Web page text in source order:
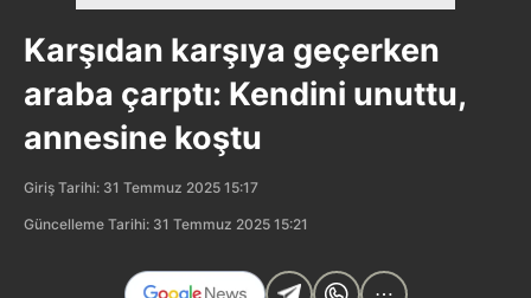
Karşıdan karşıya geçerken
araba çarptı: Kendini unuttu,
annesine koştu
Giriş Tarihi: 31 Temmuz 2025 15:17
Güncelleme Tarihi: 31 Temmuz 2025 15:21